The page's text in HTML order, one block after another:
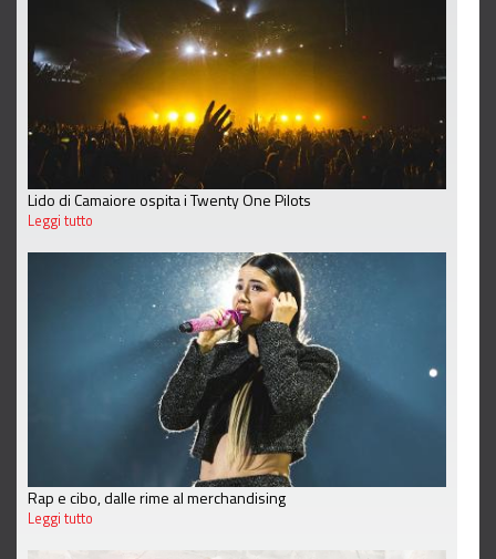
Lido di Camaiore ospita i Twenty One Pilots
Leggi tutto
Rap e cibo, dalle rime al merchandising
Leggi tutto